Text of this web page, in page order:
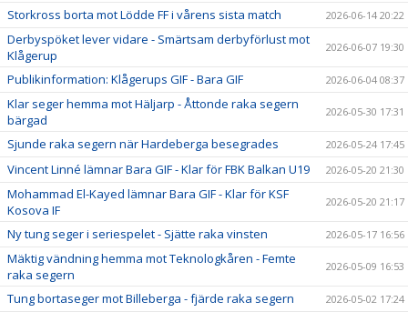
Storkross borta mot Lödde FF i vårens sista match 2026-06-14 20:22
Derbyspöket lever vidare - Smärtsam derbyförlust mot
Klågerup
2026-06-07 19:30
Publikinformation: Klågerups GIF - Bara GIF 2026-06-04 08:37
Klar seger hemma mot Häljarp - Åttonde raka segern
bärgad
2026-05-30 17:31
Sjunde raka segern när Hardeberga besegrades 2026-05-24 17:45
Vincent Linné lämnar Bara GIF - Klar för FBK Balkan U19 2026-05-20 21:30
Mohammad El-Kayed lämnar Bara GIF - Klar för KSF
Kosova IF
2026-05-20 21:17
Ny tung seger i seriespelet - Sjätte raka vinsten 2026-05-17 16:56
Mäktig vändning hemma mot Teknologkåren - Femte
raka segern
2026-05-09 16:53
Tung bortaseger mot Billeberga - fjärde raka segern 2026-05-02 17:24